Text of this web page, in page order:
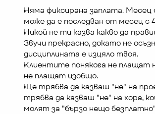
Няма фиксирана заплата. Месец
може да е последван от месец с
Никой не ти казва какво да
Звучи прекрасно, докато не
дисциплината е изцяло твоя.
Клиентите понякога не плащат
не плащат изобщо.
Ще трябва да казваш "не" на
трябва да казваш "не" на хора,
молят за "бързо нещо